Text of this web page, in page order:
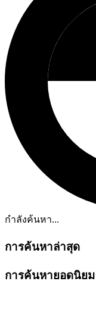
กำลังค้นหา...
การค้นหาล่าสุด
การค้นหายอดนิยม